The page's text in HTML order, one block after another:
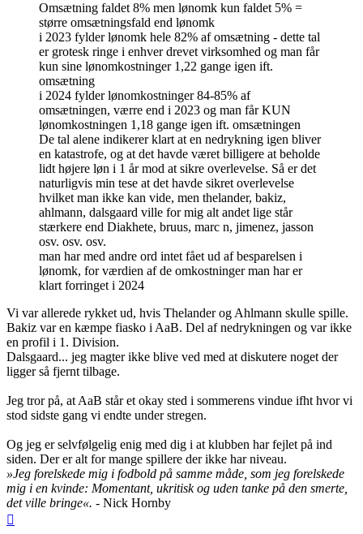
Omsætning faldet 8% men lønomk kun faldet 5% =
større omsætningsfald end lønomk
i 2023 fylder lønomk hele 82% af omsætning - dette tal
er grotesk ringe i enhver drevet virksomhed og man får
kun sine lønomkostninger 1,22 gange igen ift.
omsætning
i 2024 fylder lønomkostninger 84-85% af
omsætningen, værre end i 2023 og man får KUN
lønomkostningen 1,18 gange igen ift. omsætningen
De tal alene indikerer klart at en nedrykning igen bliver
en katastrofe, og at det havde været billigere at beholde
lidt højere løn i 1 år mod at sikre overlevelse. Så er det
naturligvis min tese at det havde sikret overlevelse
hvilket man ikke kan vide, men thelander, bakiz,
ahlmann, dalsgaard ville for mig alt andet lige står
stærkere end Diakhete, bruus, marc n, jimenez, jasson
osv. osv. osv.
man har med andre ord intet fået ud af besparelsen i
lønomk, for værdien af de omkostninger man har er
klart forringet i 2024
Vi var allerede rykket ud, hvis Thelander og Ahlmann skulle spille.
Bakiz var en kæmpe fiasko i AaB. Del af nedrykningen og var ikke
en profil i 1. Division.
Dalsgaard... jeg magter ikke blive ved med at diskutere noget der
ligger så fjernt tilbage.
Jeg tror på, at AaB står et okay sted i sommerens vindue ifht hvor vi
stod sidste gang vi endte under stregen.
Og jeg er selvfølgelig enig med dig i at klubben har fejlet på ind
siden. Der er alt for mange spillere der ikke har niveau.
»Jeg forelskede mig i fodbold på samme måde, som jeg forelskede
mig i en kvinde: Momentant, ukritisk og uden tanke på den smerte,
det ville bringe«. - Nick Hornby